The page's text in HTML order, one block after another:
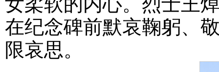
在纪念碑前默哀鞠躬、
限哀思。